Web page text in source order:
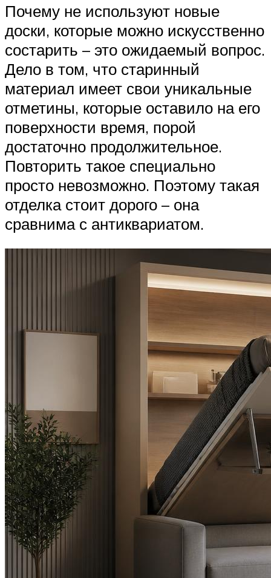
Почему не используют новые
доски, которые можно искусственно
состарить – это ожидаемый вопрос.
Дело в том, что старинный
материал имеет свои уникальные
отметины, которые оставило на его
поверхности время, порой
достаточно продолжительное.
Повторить такое специально
просто невозможно. Поэтому такая
отделка стоит дорого – она
сравнима с антиквариатом.